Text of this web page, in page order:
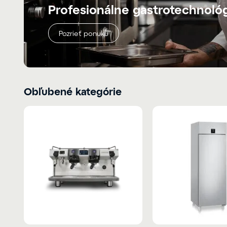
Profesionálne
Pozrieť ponuku
Obľubené kategórie